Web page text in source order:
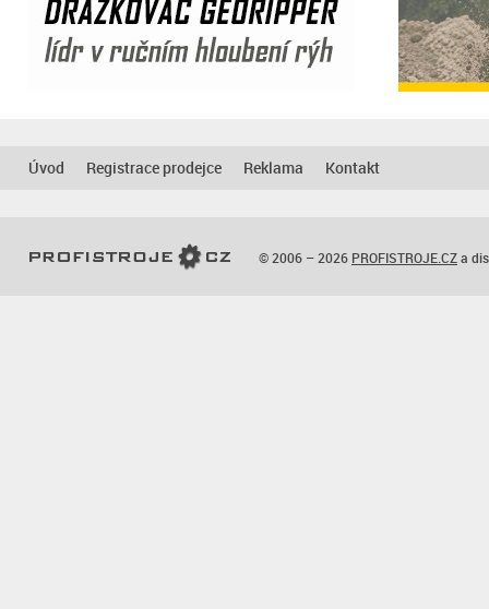
Úvod Registrace prodejce Reklama Kontakt
© 2006 – 2026 PROFISTROJE.CZa